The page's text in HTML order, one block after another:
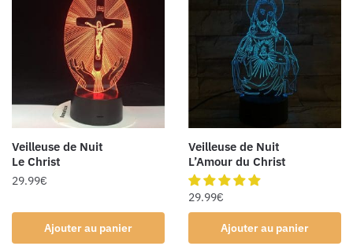
Veilleuse de Nuit
Le Christ
29.99€
Ajouter au panier
Veilleuse de Nuit
L’Amour du Christ
29.99€
Ajouter au panier